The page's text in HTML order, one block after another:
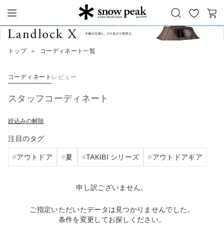
Snow Peak
お
気
カ
トップ ＞ コーディネート一覧
コーディネート レビュー
スタッフコーディネート
絞込みの解除
注目のタグ
アウトドア 夏 TAKIBI シリーズ アウトドアギア
申し訳ございません。
ご指定いただいたデータは見つかりませんでした。
条件を変更してお探しください。